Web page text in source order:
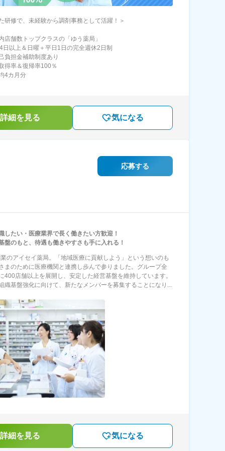
研修で、未経験から調剤事務として活躍！＞
店舗数トップクラスの「ゆう薬局」
以上＆日曜＋平日1日の完全週休2日制
負担金補助制度あり
得率＆復帰率100％
4カ月分
細を見る 気になる
応募する
したい・医療業界で長く働きたい方歓迎！
盤のもと、待遇も働きやすさも手に入れる！
のアイセイ薬局。「地域医療に貢献しよう」という想いのも
まのために医療機関と連携し歩んで参りました。グループ全
400店舗以上を展開し、安定した経営基盤を維持しています。
織基盤強化に向けて、新たなメンバーを募集することになり...
細を見る 気になる